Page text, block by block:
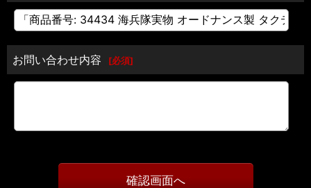
お問い合わせ内容 [必須]
確認画面へ